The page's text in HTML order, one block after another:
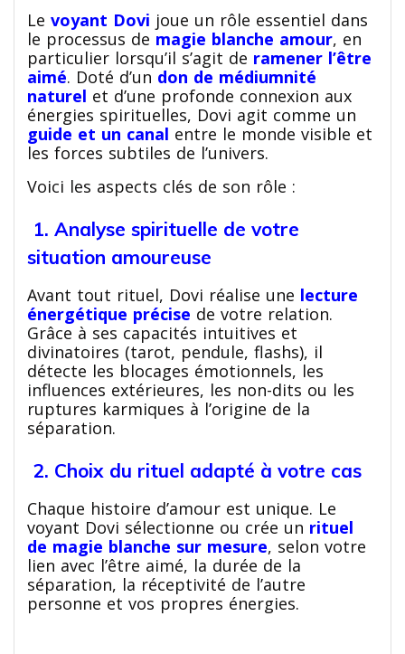
Le voyant Dovi joue un rôle essentiel dans
le processus de magie blanche amour, en
particulier lorsqu’il s’agit de ramener l’être
aimé. Doté d’un don de médiumnité
naturel et d’une profonde connexion aux
énergies spirituelles, Dovi agit comme un
guide et un canal entre le monde visible et
les forces subtiles de l’univers.
Voici les aspects clés de son rôle :
1. Analyse spirituelle de votre
situation amoureuse
Avant tout rituel, Dovi réalise une lecture
énergétique précise de votre relation.
Grâce à ses capacités intuitives et
divinatoires (tarot, pendule, flashs), il
détecte les blocages émotionnels, les
influences extérieures, les non-dits ou les
ruptures karmiques à l’origine de la
séparation.
2. Choix du rituel adapté à votre cas
Chaque histoire d’amour est unique. Le
voyant Dovi sélectionne ou crée un rituel
de magie blanche sur mesure, selon votre
lien avec l’être aimé, la durée de la
séparation, la réceptivité de l’autre
personne et vos propres énergies.